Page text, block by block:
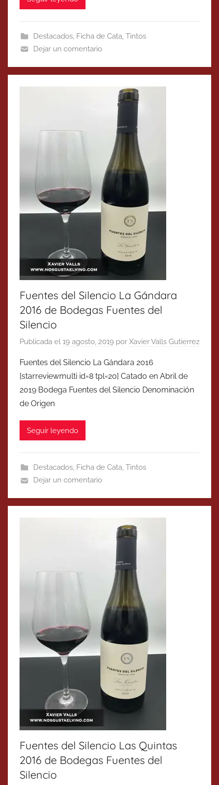
Destacados, Ficha de Cata, Tintos
Dejar un comentario
Fuentes del Silencio La Gándara
2016 de Bodegas Fuentes del
Silencio
Publicada el 19 agosto, 2019 por Xavier Valls Gutierrez
Fuentes del Silencio La Gándara 2016
[starreviewmulti id=8 tpl=20] Catado en Abril de
2019 Bodega Fuentes del Silencio Denominación
de Origen
Seguir leyendo
Destacados, Ficha de Cata, Tintos
Dejar un comentario
Fuentes del Silencio Las Quintas
2016 de Bodegas Fuentes del
Silencio